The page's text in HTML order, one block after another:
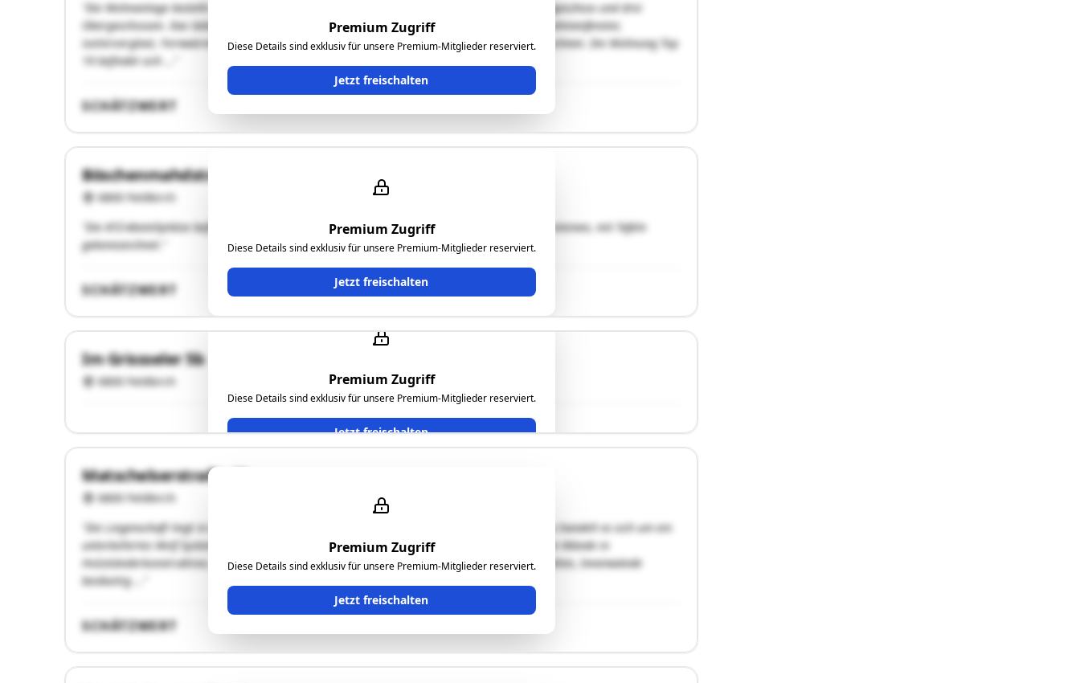
Premium Zugriff
Diese Details sind exklusiv für unsere Premium-Mitglieder reserviert.
Jetzt freischalten
"Die Wohnanlage besteht aus zwei verbundenen Baukörpern mit je einem Kellergeschoss, Erdgeschoss und drei
Obergeschossen. Das Gebäude ist in Massivbauweise errichtet, Flachdach, Putzfassade, Holzrahmenfenster,
isolierverglast, Fernwärme-Heizung. Kurz- bis langfristig ist mit Sanierungsmaßnahmen zu rechnen. Die Wohnung Top
19 befindet sich …"
SCHÄTZWERT
Premium Zugriff
Diese Details sind exklusiv für unsere Premium-Mitglieder reserviert.
Jetzt freischalten
Böschenmahdstraße 30+30a
6800 Feldkirch
"Die KFZ-Abstellplätze befinden sich entlang der Böschenmaherstraße, verlegt mit Rasengittersteinen, mit Tafeln
gekennzeichnet."
SCHÄTZWERT
Premium Zugriff
Diese Details sind exklusiv für unsere Premium-Mitglieder reserviert.
Jetzt freischalten
Im Grissseler 5b
6800 Feldkirch
Premium Zugriff
Diese Details sind exklusiv für unsere Premium-Mitglieder reserviert.
Jetzt freischalten
Matschelserstraße 40
6800 Feldkirch
"Die Liegenschaft liegt in Bangs, im Ortsteil Nofels, in einer ruhiger Wohnlage. Das Wohnhaus handelt es sich um ein
unterkellertes Wolf Systemhaus. Das Kellergeschoss ist in WU-Beton errichtet, die aufgehenden Wände in
Holzständerkonstruktion, gedämmt, mit Installationsebenen, Fassade verputzt,Gipskartonplatten, Innenwände
beidseitig …"
SCHÄTZWERT